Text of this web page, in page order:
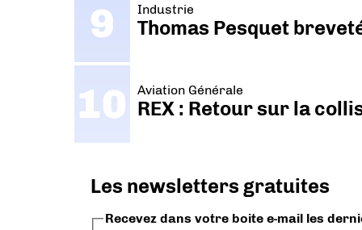
Industrie
Thomas Pesquet
Aviation Générale
REX : Retour sur la
Les newsletters gratuites
Recevez dans votre boite e-mail les